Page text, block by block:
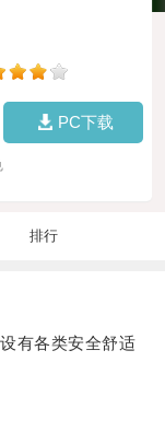
PC下载
排行
有各类安全舒适